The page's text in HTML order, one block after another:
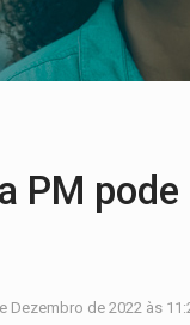
de idosos na zona
de 1kg de ouro em
PM
Dezembro de 2022 às